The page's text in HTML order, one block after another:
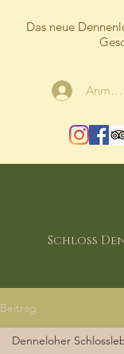
Das neue
Schloss
Beitrag
Denneloher